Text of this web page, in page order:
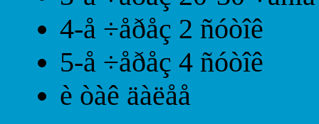
4-å ÷åðåç 2 ñóòîê
5-å ÷åðåç 4 ñóòîê
è òàê äàëåå